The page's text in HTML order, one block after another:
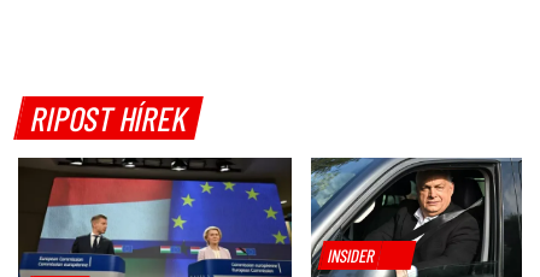
RIPOST HÍREK
INSIDER